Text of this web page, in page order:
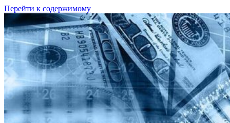
Перейти к содержимому